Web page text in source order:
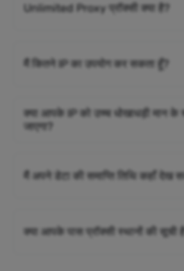
Unlimited Proxy प्रॉक्सी क्या है?
मैं कितने IP का उपयोग कर सकता हूँ?
क्या आपके IP को उच्च धोखाधड़ी मान के
जाएगा?
मैं अपने डेटा की समाप्ति तिथि कहाँ देख
क्या आपके पास प्रॉक्सी स्थानों की सूची